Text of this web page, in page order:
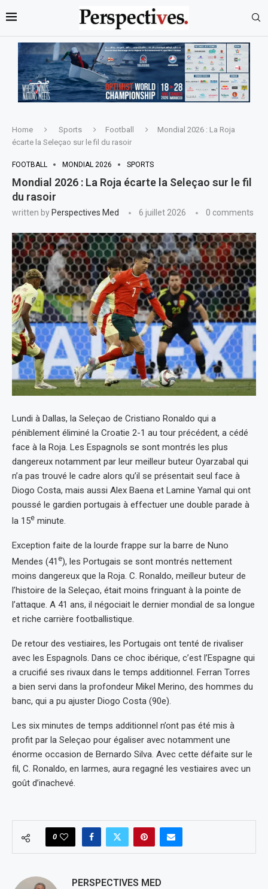
Home Sports Football
Mondial 2026 : La Roja
écarte la Seleçao sur le fil du rasoir
FOOTBALL MONDIAL 2026 SPORTS
Mondial 2026 : La Roja écarte la Seleçao sur le fil
du rasoir
written by Perspectives Med 6 juillet 2026 0 comments
Lundi à Dallas, la Seleçao de Cristiano Ronaldo qui a
péniblement éliminé la Croatie 2-1 au tour précédent, a cédé
face à la Roja. Les Espagnols se sont montrés les plus
dangereux notamment par leur meilleur buteur Oyarzabal qui
n’a pas trouvé le cadre alors qu’il se présentait seul face à
Diogo Costa, mais aussi Alex Baena et Lamine Yamal qui ont
poussé le gardien portugais à effectuer une double parade à
la 15e minute.
Exception faite de la lourde frappe sur la barre de Nuno
Mendes (41 e), les Portugais se sont montrés nettement
moins dangereux que la Roja. C. Ronaldo, meilleur buteur de
l’histoire de la Seleçao, était moins fringuant à la pointe de
l’attaque. A 41 ans, il négociait le dernier mondial de sa longue
et riche carrière footballistique.
De retour des vestiaires, les Portugais ont tenté de rivaliser
avec les Espagnols. Dans ce choc ibérique, c’est l’Espagne qui
a crucifié ses rivaux dans le temps additionnel. Ferran Torres
a bien servi dans la profondeur Mikel Merino, des hommes du
banc, qui a pu ajuster Diogo Costa (90e).
Les six minutes de temps additionnel n’ont pas été mis à
profit par la Seleçao pour égaliser avec notamment une
énorme occasion de Bernardo Silva. Avec cette défaite sur le
fil, C. Ronaldo, en larmes, aura regagné les vestiaires avec un
goût d’inachevé.
0
PERSPECTIVES MED